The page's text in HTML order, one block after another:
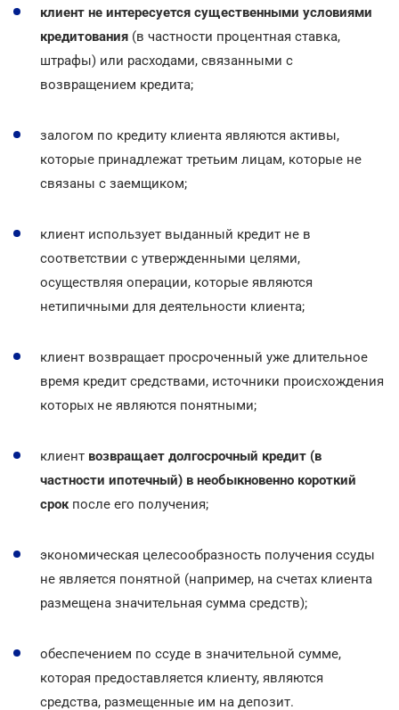
клиент не интересуется существенными условиями
кредитования (в частности процентная ставка,
штрафы) или расходами, связанными с
возвращением кредита;
залогом по кредиту клиента являются активы,
которые принадлежат третьим лицам, которые не
связаны с заемщиком;
клиент использует выданный кредит не в
соответствии с утвержденными целями,
осуществляя операции, которые являются
нетипичными для деятельности клиента;
клиент возвращает просроченный уже длительное
время кредит средствами, источники происхождения
которых не являются понятными;
клиент возвращает долгосрочный кредит (в
частности ипотечный) в необыкновенно короткий
срок после его получения;
экономическая целесообразность получения ссуды
не является понятной (например, на счетах клиента
размещена значительная сумма средств);
обеспечением по ссуде в значительной сумме,
которая предоставляется клиенту, являются
средства, размещенные им на депозит.